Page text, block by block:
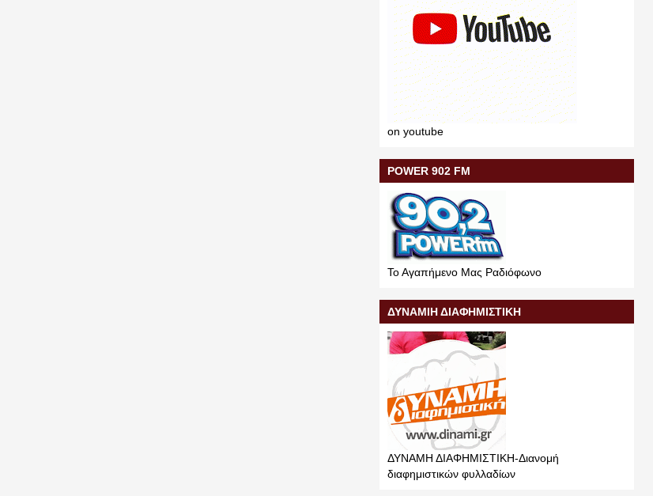
on youtube
POWER 902 FM
Το Αγαπήμενο Μας Ραδιόφωνο
ΔΥΝΑΜΙΗ ΔΙΑΦΗΜΙΣΤΙΚΗ
ΔΥΝΑΜΗ ΔΙΑΦΗΜΙΣΤΙΚΗ-Διανομή
διαφημιστικών φυλλαδίων